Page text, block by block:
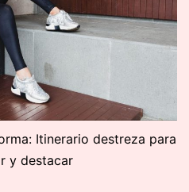
Itinerario destreza para
y destacar